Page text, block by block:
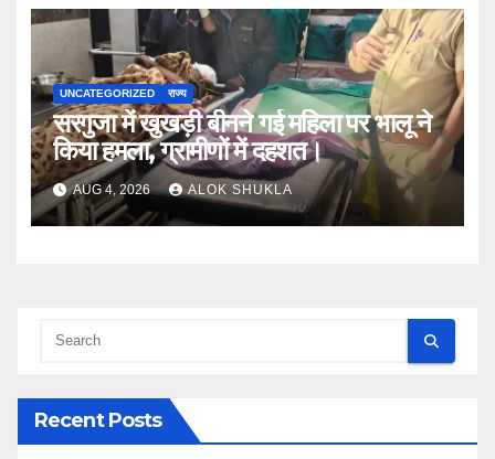
UNCATEGORIZED राज्य
सरगुजा में खुखड़ी बीनने गई महिला पर भालू ने
किया हमला, ग्रामीणों में दहशत।
AUG 4, 2026 ALOK SHUKLA
Recent Posts